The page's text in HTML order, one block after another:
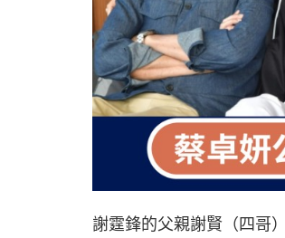
謝霆鋒的父親謝賢（四哥